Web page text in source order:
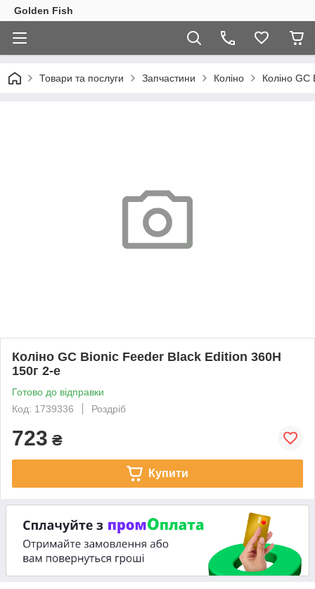
Golden Fish
Товари та послуги Запчастини Коліно Коліно
Коліно GC Bionic Feeder Black Edition 360H
150г 2-е
Готово до відправки
Код: 1739336
Роздріб
723 ₴
Купити